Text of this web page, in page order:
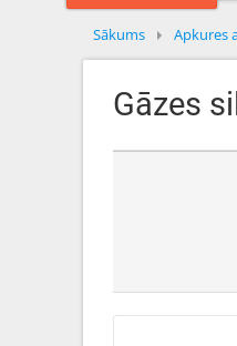
Sākums Apkures
Gāzes